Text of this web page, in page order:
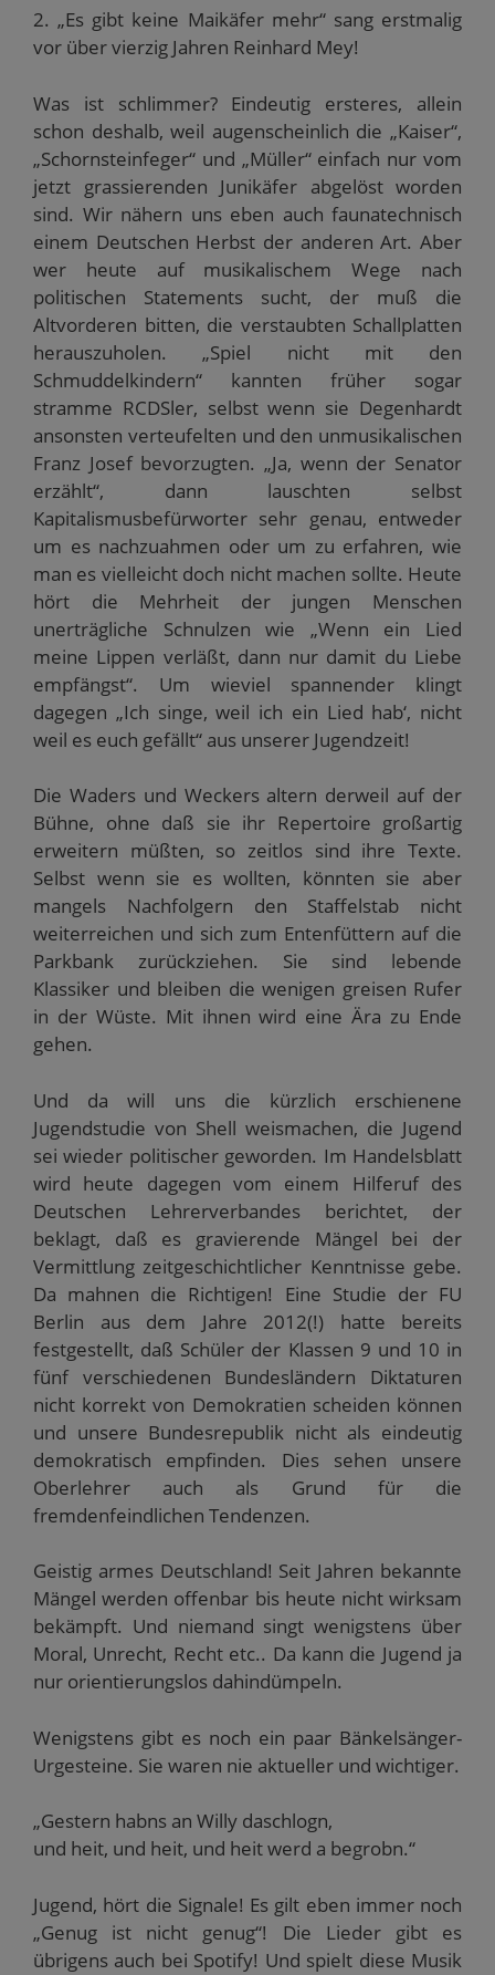
2. „Es gibt keine Maikäfer mehr“ sang erstmalig
vor über vierzig Jahren Reinhard Mey!
Was ist schlimmer? Eindeutig ersteres, allein
schon deshalb, weil augenscheinlich die „Kaiser“,
„Schornsteinfeger“ und „Müller“ einfach nur vom
jetzt grassierenden Junikäfer abgelöst worden
sind. Wir nähern uns eben auch faunatechnisch
einem Deutschen Herbst der anderen Art. Aber
wer heute auf musikalischem Wege nach
politischen Statements sucht, der muß die
Altvorderen bitten, die verstaubten Schallplatten
herauszuholen. „Spiel nicht mit den
Schmuddelkindern“ kannten früher sogar
stramme RCDSler, selbst wenn sie Degenhardt
ansonsten verteufelten und den unmusikalischen
Franz Josef bevorzugten. „Ja, wenn der Senator
erzählt“, dann lauschten selbst
Kapitalismusbefürworter sehr genau, entweder
um es nachzuahmen oder um zu erfahren, wie
man es vielleicht doch nicht machen sollte. Heute
hört die Mehrheit der jungen Menschen
unerträgliche Schnulzen wie „Wenn ein Lied
meine Lippen verläßt, dann nur damit du Liebe
empfängst“. Um wieviel spannender klingt
dagegen „Ich singe, weil ich ein Lied hab‘, nicht
weil es euch gefällt“ aus unserer Jugendzeit!
Die Waders und Weckers altern derweil auf der
Bühne, ohne daß sie ihr Repertoire großartig
erweitern müßten, so zeitlos sind ihre Texte.
Selbst wenn sie es wollten, könnten sie aber
mangels Nachfolgern den Staffelstab nicht
weiterreichen und sich zum Entenfüttern auf die
Parkbank zurückziehen. Sie sind lebende
Klassiker und bleiben die wenigen greisen Rufer
in der Wüste. Mit ihnen wird eine Ära zu Ende
gehen.
Und da will uns die kürzlich erschienene
Jugendstudie von Shell weismachen, die Jugend
sei wieder politischer geworden. Im Handelsblatt
wird heute dagegen vom einem Hilferuf des
Deutschen Lehrerverbandes berichtet, der
beklagt, daß es gravierende Mängel bei der
Vermittlung zeitgeschichtlicher Kenntnisse gebe.
Da mahnen die Richtigen! Eine Studie der FU
Berlin aus dem Jahre 2012(!) hatte bereits
festgestellt, daß Schüler der Klassen 9 und 10 in
fünf verschiedenen Bundesländern Diktaturen
nicht korrekt von Demokratien scheiden können
und unsere Bundesrepublik nicht als eindeutig
demokratisch empfinden. Dies sehen unsere
Oberlehrer auch als Grund für die
fremdenfeindlichen Tendenzen.
Geistig armes Deutschland! Seit Jahren bekannte
Mängel werden offenbar bis heute nicht wirksam
bekämpft. Und niemand singt wenigstens über
Moral, Unrecht, Recht etc.. Da kann die Jugend ja
nur orientierungslos dahindümpeln.
Wenigstens gibt es noch ein paar Bänkelsänger-
Urgesteine. Sie waren nie aktueller und wichtiger.
„Gestern habns an Willy daschlogn,
und heit, und heit, und heit werd a begrobn.“
Jugend, hört die Signale! Es gilt eben immer noch
„Genug ist nicht genug“! Die Lieder gibt es
übrigens auch bei Spotify! Und spielt diese Musik